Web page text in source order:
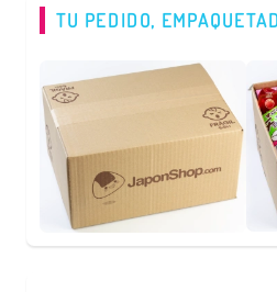
TU PEDIDO,